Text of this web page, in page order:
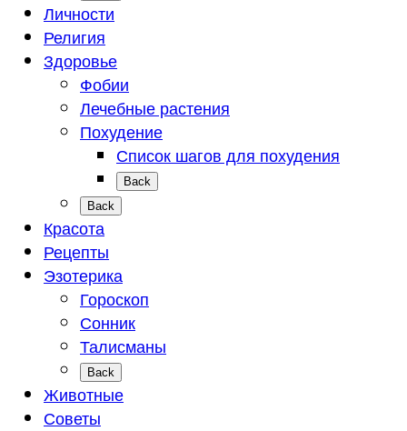
Личности
Религия
Здоровье
Фобии
Лечебные растения
Похудение
Список шагов для похудения
Back
Back
Красота
Рецепты
Эзотерика
Гороскоп
Сонник
Талисманы
Back
Животные
Советы